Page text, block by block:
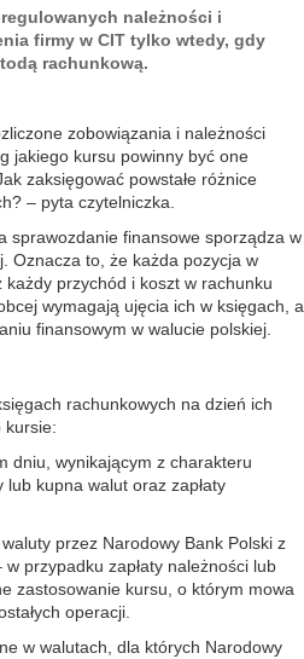
należności i
firmy w CIT tylko wtedy, gdy
rachunkową.
zobowiązania i należności
jakiego kursu powinny być one
zaksięgować powstałe różnice
– pyta czytelniczka.
sprawozdanie finansowe sporządza w
Oznacza to, że każda pozycja w
przychód i koszt w rachunku
wymagają ujęcia ich w księgach, a
finansowym w walucie polskiej.
rachunkowych na dzień ich
kursie:
dniu, wynikającym z charakteru
kupna walut oraz zapłaty
przez Narodowy Bank Polski z
przypadku zapłaty należności lub
zastosowanie kursu, o którym mowa
operacji.
w walutach, dla których Narodowy